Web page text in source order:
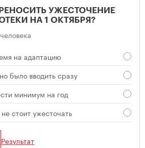
УЖЕСТОЧЕНИЕ
НА 1 ОКТЯБРЯ?
на адаптацию
было вводить сразу
минимум на год
стоит ужесточать
Результат